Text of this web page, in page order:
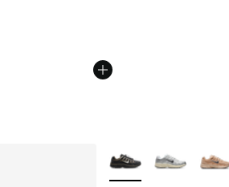
Dit artikel is in de
Meer kleuren